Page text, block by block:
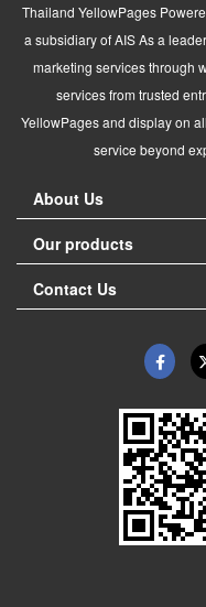
Thailand YellowPages
a subsidiary of AIS As a
marketing services through
services from trusted
YellowPages and display on
service beyond
About Us
Our products
Contact Us